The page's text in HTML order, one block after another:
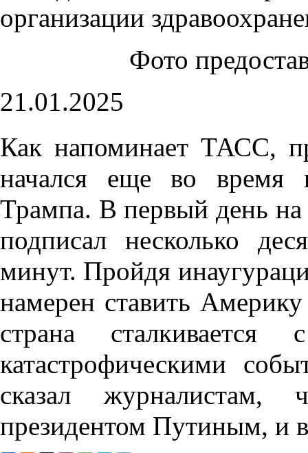
Фото
21.01.2025
Как напоминает ТАСС,
начался еще во время
Трампа. В первый день
подписал несколько
минут. Пройдя
намерен ставить
страна
катастрофическими
сказал журналистам,
президентом Путиным, и